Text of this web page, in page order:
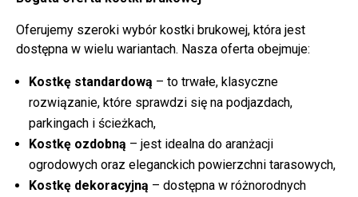
Oferujemy szeroki wybór kostki brukowej, która jest
dostępna w wielu wariantach. Nasza oferta obejmuje:
Kostkę standardową – to trwałe, klasyczne
rozwiązanie, które sprawdzi się na podjazdach,
parkingach i ścieżkach,
Kostkę ozdobną – jest idealna do aranżacji
ogrodowych oraz eleganckich powierzchni tarasowych,
Kostkę dekoracyjną – dostępna w różnorodnych